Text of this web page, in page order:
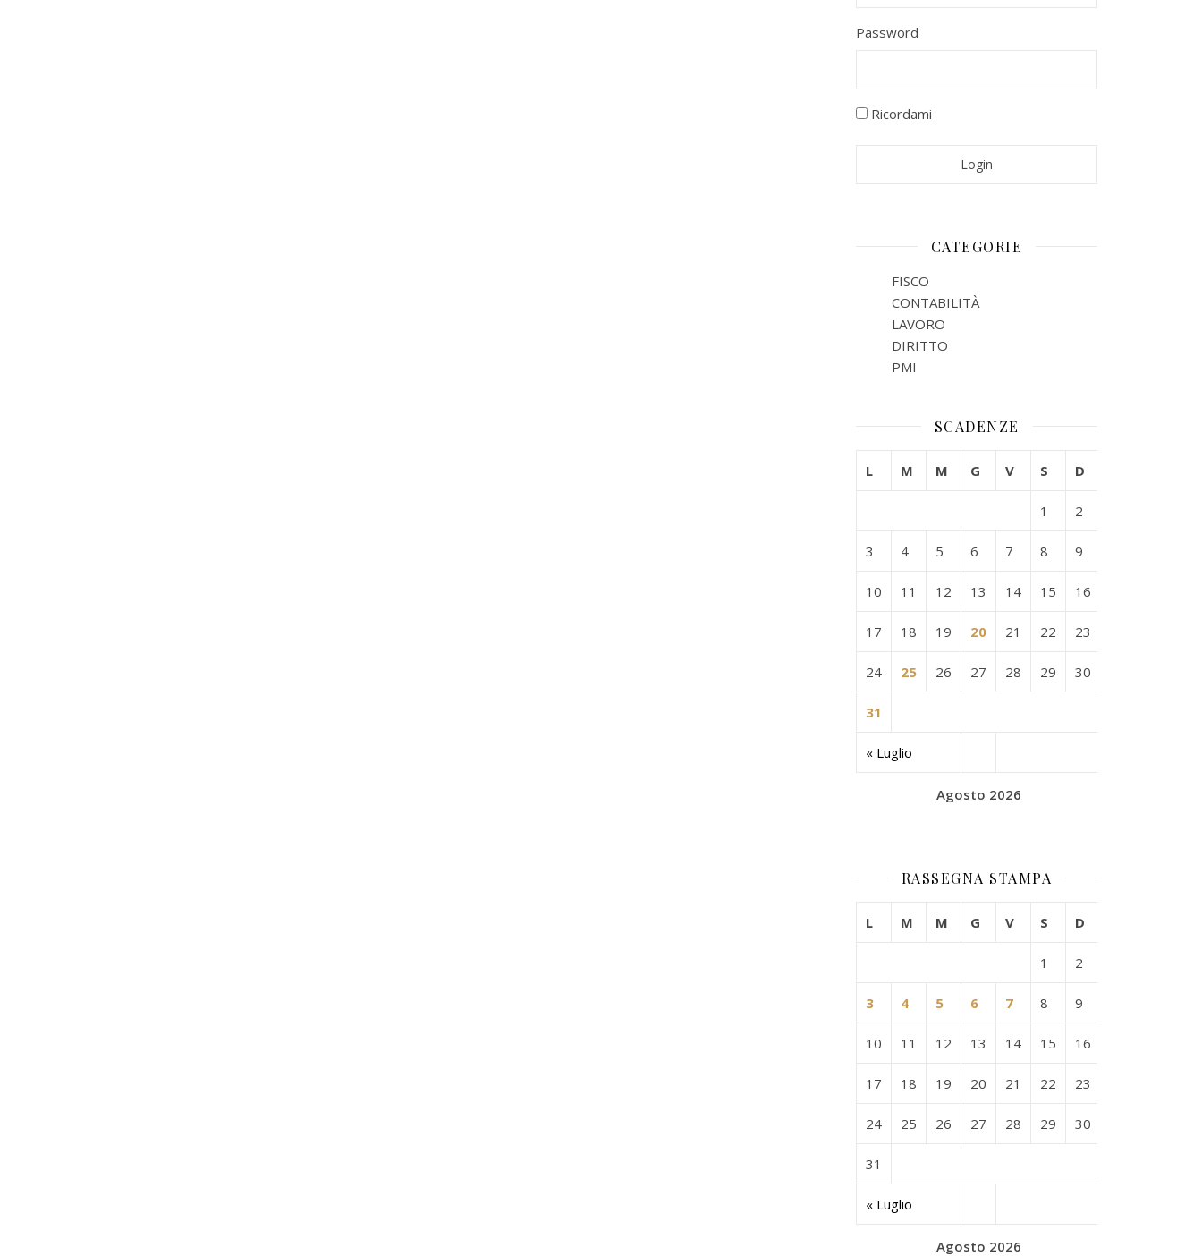
Password
Ricordami
CATEGORIE
FISCO
CONTABILITÀ
LAVORO
DIRITTO
PMI
SCADENZE
Agosto 2026
L M M G V S D
« Luglio
1 2
3 4 5 6 7 8 9
10 11 12 13 14 15 16
17 18 19 20 21 22 23
24 25 26 27 28 29 30
31
RASSEGNA STAMPA
Agosto 2026
L M M G V S D
« Luglio
1 2
3 4 5 6 7 8 9
10 11 12 13 14 15 16
17 18 19 20 21 22 23
24 25 26 27 28 29 30
31